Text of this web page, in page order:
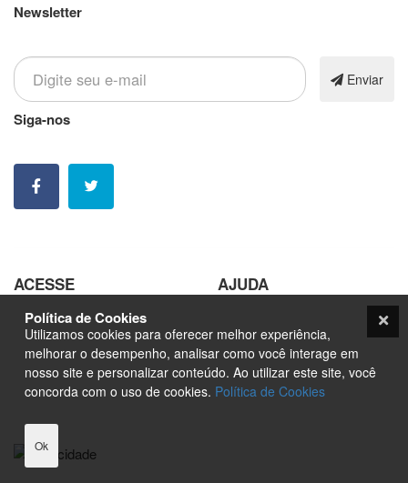
Newsletter
Enviar
Siga-nos
ACESSE
Pedir Arte
Sobre
Marketplace
Nfts
AJUDA
Seja um Fornecedor
Orçamento
Blog
Política de Cookies
Utilizamos cookies para oferecer melhor experiência,
melhorar o desempenho, analisar como você interage em
nosso site e personalizar conteúdo. Ao utilizar este site, você
concorda com o uso de cookies. Política de Cookies
Ok